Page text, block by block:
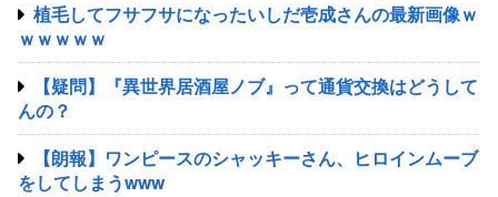
植毛してフサフサになったいしだ壱成さんの最新画像ｗ
ｗｗｗｗｗ
【疑問】『異世界居酒屋ノブ』って通貨交換はどうして
んの？
【朗報】ワンピースのシャッキーさん、ヒロインムーブ
をしてしまうwww